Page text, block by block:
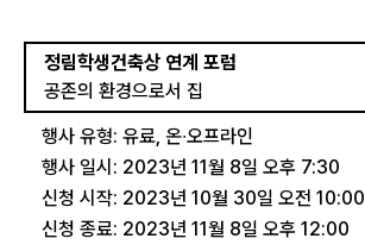
정림학생건축상 연계 포럼
공존의 환경으로서 집
행사 유형: 유료, 온∙오프라인
행사 일시: 2023년 11월 8일 오후 7:30
신청 시작: 2023년 10월 30일 오전 10:00
신청 종료: 2023년 11월 8일 오후 12:00